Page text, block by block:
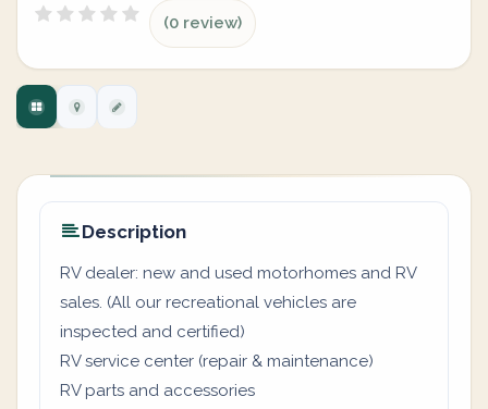
(0 review)
Description
RV dealer: new and used motorhomes and RV
sales. (All our recreational vehicles are
inspected and certified)
RV service center (repair & maintenance)
RV parts and accessories